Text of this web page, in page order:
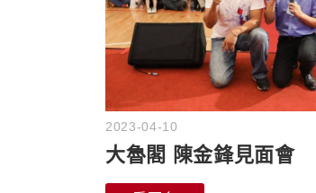
2023-04-10
大魯閣 陳金鋒見面會